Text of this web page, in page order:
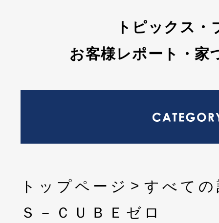
トピックス・
お客様レポート・家
トップページ
すべて
Ｓ－ＣＵＢＥゼロ